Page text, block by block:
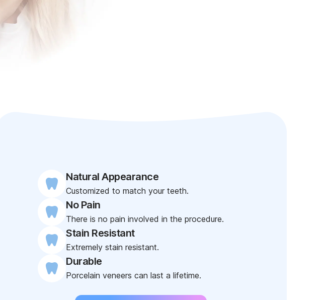
Natural Appearance
Customized to match your teeth.
No Pain
There is no pain involved in the procedure.
Stain Resistant
Extremely stain resistant.
Durable
Porcelain veneers can last a lifetime.